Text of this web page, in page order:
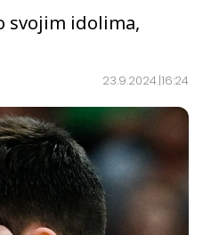
23.9.2024. 16:24
svojim idolima,